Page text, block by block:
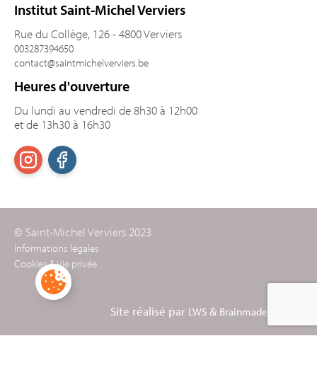
Institut Saint-Michel Verviers
Rue du Collège, 126 - 4800 Verviers
003287394650
contact@saintmichelverviers.be
Heures d'ouverture
Du lundi au vendredi de 8h30 à 12h00
et de 13h30 à 16h30
© Saint-Michel Verviers 2023
Informations légales
Cookies & Vie privée
Site réalisé par LWS & Brainmade Agency